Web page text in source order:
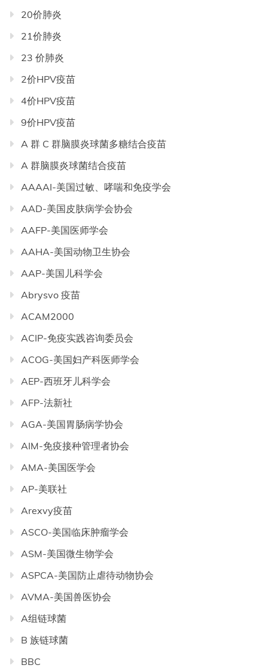
20价肺炎
21价肺炎
23 价肺炎
2价HPV疫苗
4价HPV疫苗
9价HPV疫苗
A 群 C 群脑膜炎球菌多糖结合疫苗
A 群脑膜炎球菌结合疫苗
AAAAI-美国过敏、哮喘和免疫学会
AAD-美国皮肤病学会协会
AAFP-美国医师学会
AAHA-美国动物卫生协会
AAP-美国儿科学会
Abrysvo 疫苗
ACAM2000
ACIP-免疫实践咨询委员会
ACOG-美国妇产科医师学会
AEP-西班牙儿科学会
AFP-法新社
AGA-美国胃肠病学协会
AIM-免疫接种管理者协会
AMA-美国医学会
AP-美联社
Arexvy疫苗
ASCO-美国临床肿瘤学会
ASM-美国微生物学会
ASPCA-美国防止虐待动物协会
AVMA-美国兽医协会
A组链球菌
B 族链球菌
BBC